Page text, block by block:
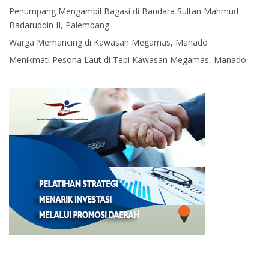
Penumpang Mengambil Bagasi di Bandara Sultan Mahmud
Badaruddin II, Palembang
Warga Memancing di Kawasan Megamas, Manado
Menikmati Pesona Laut di Tepi Kawasan Megamas, Manado